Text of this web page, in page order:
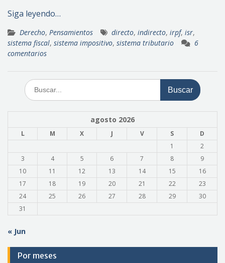
Siga leyendo…
Derecho, Pensamientos directo, indirecto, irpf, isr,
sistema fiscal, sistema impositivo, sistema tributario
6
comentarios
Buscar:
agosto 2026
L M X J V S
D
1
2
3
4 5 6 7 8
9
10
11 12 13 14 15
16
17
18 19 20 21 22
23
24
25 26 27 28 29
30
31
« Jun
Por meses